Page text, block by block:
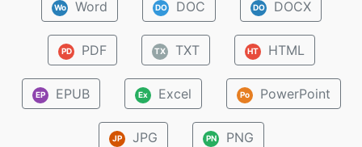
Wo Word DO DOC DO DOCX
PD PDF TX TXT HT HTML
EP EPUB Ex Excel Po PowerPoint
JP JPG PN PNG